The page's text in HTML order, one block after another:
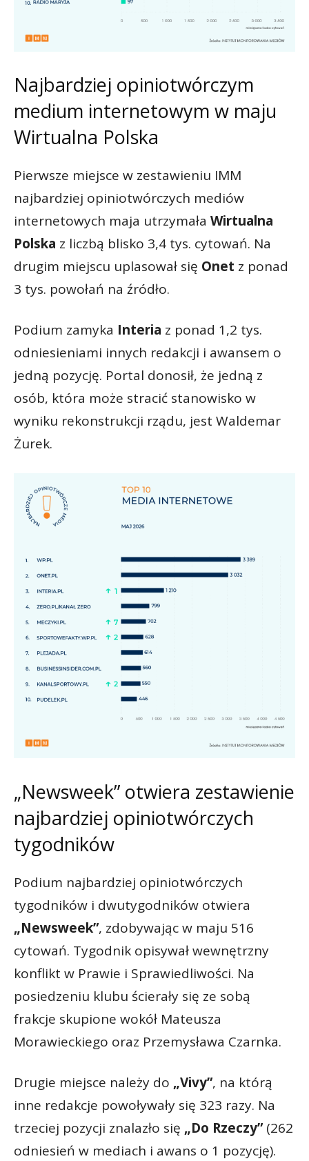
Najbardziej opiniotwórczym
medium internetowym w maju
Wirtualna Polska
Pierwsze miejsce w zestawieniu IMM
najbardziej opiniotwórczych mediów
internetowych maja utrzymała Wirtualna
Polska z liczbą blisko 3,4 tys. cytowań. Na
drugim miejscu uplasował się Onet z ponad
3 tys. powołań na źródło.
Podium zamyka Interia z ponad 1,2 tys.
odniesieniami innych redakcji i awansem o
jedną pozycję. Portal donosił, że jedną z
osób, która może stracić stanowisko w
wyniku rekonstrukcji rządu, jest Waldemar
Żurek.
„Newsweek” otwiera zestawienie
najbardziej opiniotwórczych
tygodników
Podium najbardziej opiniotwórczych
tygodników i dwutygodników otwiera
„Newsweek”, zdobywając w maju 516
cytowań. Tygodnik opisywał wewnętrzny
konflikt w Prawie i Sprawiedliwości. Na
posiedzeniu klubu ścierały się ze sobą
frakcje skupione wokół Mateusza
Morawieckiego oraz Przemysława Czarnka.
Drugie miejsce należy do „Vivy”, na którą
inne redakcje powoływały się 323 razy. Na
trzeciej pozycji znalazło się „Do Rzeczy”(262
odniesień w mediach i awans o 1 pozycję).